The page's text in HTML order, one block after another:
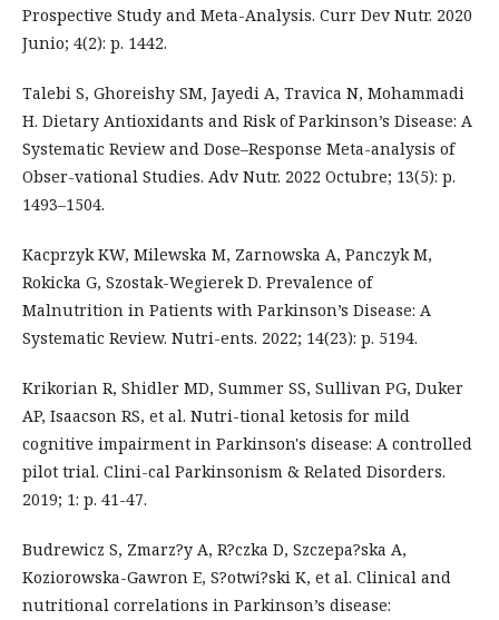
Prospective Study and Meta-Analysis. Curr Dev Nutr. 2020
Junio; 4(2): p. 1442.
Talebi S, Ghoreishy SM, Jayedi A, Travica N, Mohammadi
H. Dietary Antioxidants and Risk of Parkinson’s Disease: A
Systematic Review and Dose–Response Meta-analysis of
Obser-vational Studies. Adv Nutr. 2022 Octubre; 13(5): p.
1493–1504.
Kacprzyk KW, Milewska M, Zarnowska A, Panczyk M,
Rokicka G, Szostak-Wegierek D. Prevalence of
Malnutrition in Patients with Parkinson’s Disease: A
Systematic Review. Nutri-ents. 2022; 14(23): p. 5194.
Krikorian R, Shidler MD, Summer SS, Sullivan PG, Duker
AP, Isaacson RS, et al. Nutri-tional ketosis for mild
cognitive impairment in Parkinson's disease: A controlled
pilot trial. Clini-cal Parkinsonism & Related Disorders.
2019; 1: p. 41-47.
Budrewicz S, Zmarz?y A, R?czka D, Szczepa?ska A,
Koziorowska-Gawron E, S?otwi?ski K, et al. Clinical and
nutritional correlations in Parkinson’s disease: